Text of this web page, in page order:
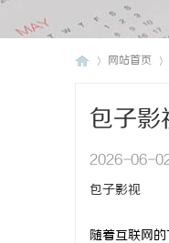
网站首页
包子影
2026-06-02
包子影视
随着互联网